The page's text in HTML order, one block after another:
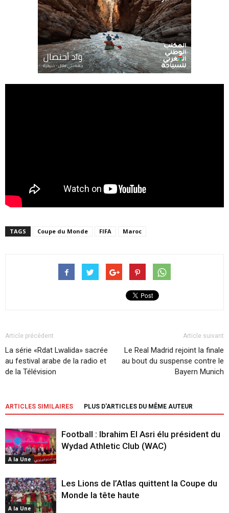
TAGS Coupe du Monde FIFA Maroc
Article précédent
La série «Rdat Lwalida» sacrée
au festival arabe de la radio et
de la Télévision
Article suivant
Le Real Madrid rejoint la finale
au bout du suspense contre le
Bayern Munich
ARTICLES SIMILAIRES PLUS D'ARTICLES DU MÊME AUTEUR
A la Une
Football : Ibrahim El Asri élu président du
Wydad Athletic Club (WAC)
A la Une
Les Lions de l’Atlas quittent la Coupe du
Monde la tête haute